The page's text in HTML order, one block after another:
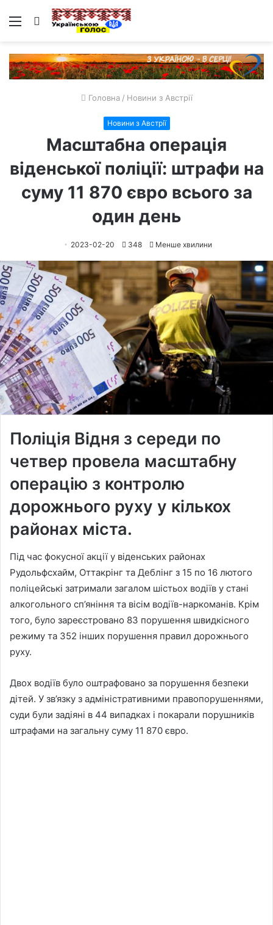
Меню Пошук
Головна / Новини з Австрії
Новини з Австрії
Масштабна операція
віденської поліції: штрафи на
суму 11 870 євро всього за
один день
2023-02-20 348 Менше хвилини
Поліція Відня з середи по
четвер провела масштабну
операцію з контролю
дорожнього руху у кількох
районах міста.
Під час фокусної акції у віденських районах
Рудольфсхайм, Оттакрінг та Деблінг з 15 по 16 лютого
поліцейські затримали загалом шістьох водіїв у стані
алкогольного сп’яніння та вісім водіїв-наркоманів. Крім
того, було зареєстровано 83 порушення швидкісного
режиму та 352 інших порушення правил дорожнього
руху.
Двох водіїв було оштрафовано за порушення безпеки
дітей. У зв’язку з адміністративними правопорушеннями,
суди були задіяні в 44 випадках і покарали порушників
штрафами на загальну суму 11 870 євро.